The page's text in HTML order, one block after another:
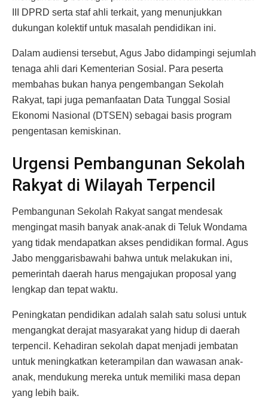
III DPRD serta staf ahli terkait, yang menunjukkan
dukungan kolektif untuk masalah pendidikan ini.
Dalam audiensi tersebut, Agus Jabo didampingi sejumlah
tenaga ahli dari Kementerian Sosial. Para peserta
membahas bukan hanya pengembangan Sekolah
Rakyat, tapi juga pemanfaatan Data Tunggal Sosial
Ekonomi Nasional (DTSEN) sebagai basis program
pengentasan kemiskinan.
Urgensi Pembangunan Sekolah
Rakyat di Wilayah Terpencil
Pembangunan Sekolah Rakyat sangat mendesak
mengingat masih banyak anak-anak di Teluk Wondama
yang tidak mendapatkan akses pendidikan formal. Agus
Jabo menggarisbawahi bahwa untuk melakukan ini,
pemerintah daerah harus mengajukan proposal yang
lengkap dan tepat waktu.
Peningkatan pendidikan adalah salah satu solusi untuk
mengangkat derajat masyarakat yang hidup di daerah
terpencil. Kehadiran sekolah dapat menjadi jembatan
untuk meningkatkan keterampilan dan wawasan anak-
anak, mendukung mereka untuk memiliki masa depan
yang lebih baik.